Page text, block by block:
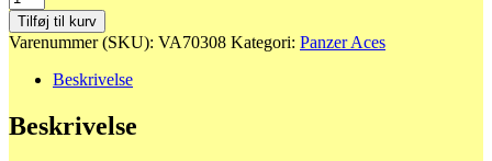
Green
Tail
light
antal
Tilføj til kurv
Varenummer (SKU): VA70308 Kategori: Panzer Aces
Beskrivelse
Beskrivelse